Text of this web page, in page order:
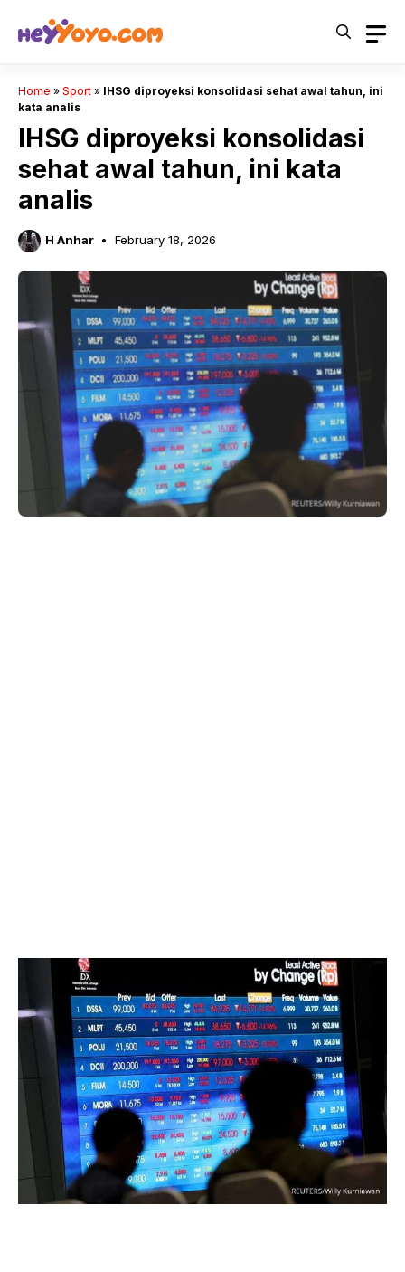
Home » Sport » IHSG diproyeksi konsolidasi sehat awal tahun, ini
kata analis
IHSG diproyeksi konsolidasi
sehat awal tahun, ini kata
analis
H Anhar February 18, 2026